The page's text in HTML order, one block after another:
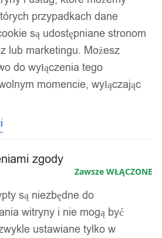
przypadkach dane
są udostępniane stronom
lub marketingu. Możesz
do wyłączenia tego
momencie, wyłączając
zgody
Zawsze WŁĄCZONE
są niezbędne do
witryny i nie mogą być
ustawiane tylko w